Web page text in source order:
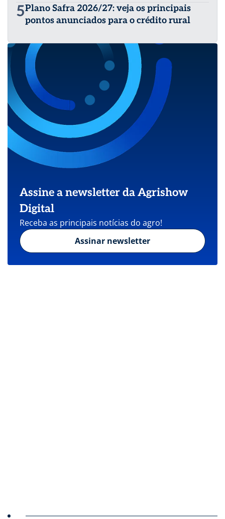
5Plano Safra 2026/27: veja os principais
pontos anunciados para o crédito rural
Assine a newsletter da Agrishow
Digital
Receba as principais notícias do agro!
Assinar newsletter